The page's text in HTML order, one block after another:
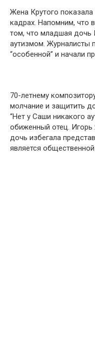
Жена Крутого
кадрах. Напомним, что
том, что младшая дочь
аутизмом. Журналисты
“особенной” и начали
70-летнему
молчание и защитить
“Нет у Саши никакого
обиженный отец. Игорь
дочь избегала
является